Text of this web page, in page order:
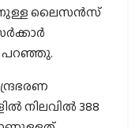
ലൈസന്‍സ്
പറഞ്ഞു.
നിലവില്‍ 388